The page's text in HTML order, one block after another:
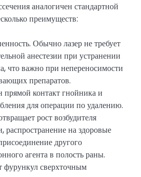
аналогичен стандартной
преимуществ:
Обычно лазер не требует
анестезии при устранении
что важно при непереносимости
препаратов.
контакт гнойника и
для операции по удалению.
рост возбудителя
распространение на здоровые
другого
агента в полость раны.
фурункул сверхточным